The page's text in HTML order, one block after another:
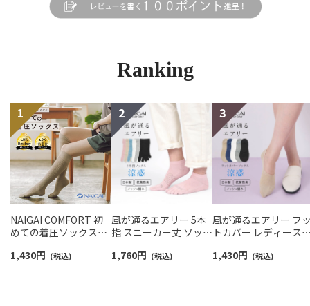
Ranking
NAIGAI COMFORT 初
めての着圧ソックスハ
【365日最短翌日発送】
1,430円 (税込)
風が通るエアリー 5本
指 スニーカー丈 ソック
抗菌防臭 NAIGAI
1,760円 (税込)
風が通るエアリー フ
トカバー レディース
03022420
1,430円 (税込)